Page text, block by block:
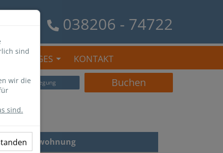
sind
wir die
sind.
038206 - 74722
SONSTIGES KONTAKT
Belegung Buchen
ZiFerienwohnung